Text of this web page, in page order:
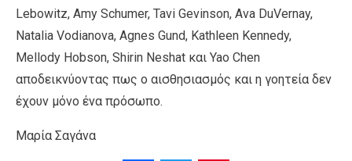
Lebowitz, Amy Schumer, Tavi Gevinson, Ava DuVernay,
Natalia Vodianova, Agnes Gund, Kathleen Kennedy,
Mellody Hobson, Shirin Neshat και Yao Chen
αποδεικνύοντας πως ο αισθησιασμός και η γοητεία δεν
έχουν μόνο ένα πρόσωπο.
Μαρία Σαγάνα